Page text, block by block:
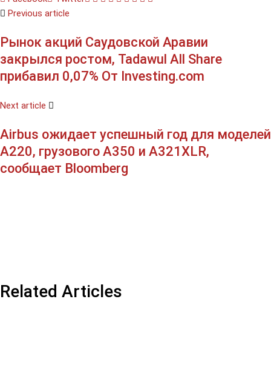
Previous article
Рынок акций Саудовской Аравии
закрылся ростом, Tadawul All Share
прибавил 0,07% От Investing.com
Next article
Airbus ожидает успешный год для моделей
A220, грузового A350 и A321XLR,
сообщает Bloomberg
Related Articles